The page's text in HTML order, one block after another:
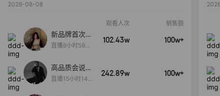
2026-08-08
观看人次 销售额
新品牌首次大
上新
直播8小时59分
102.43w 100w+
高品质会说
话….
直播15小时14
242.89w 100w+